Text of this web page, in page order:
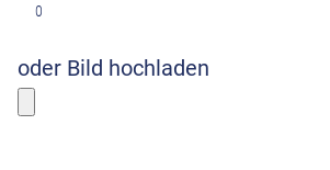
0
oder Bild hochladen